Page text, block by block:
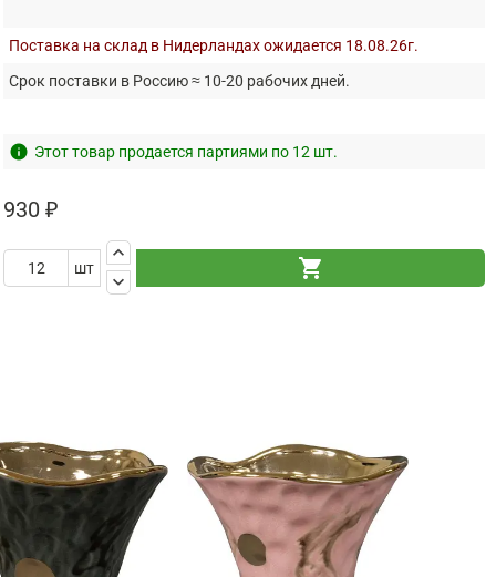
Поставка на склад в Нидерландах ожидается 18.08.26г.
Срок поставки в Россию ≈ 10-20 рабочих дней.
info Этот товар продается партиями по 12 шт.
930 ₽
шт
keyboard_arrow_up
keyboard_arrow_down
shopping_cart